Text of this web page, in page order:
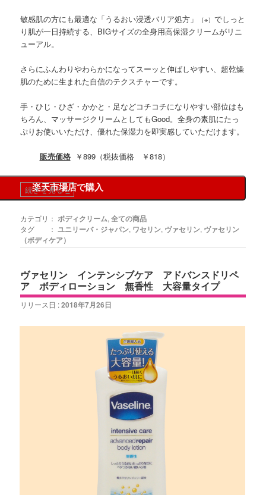
敏感肌の方にも最適な「うるおい浸透バリア処方」 （※）でしっと
り肌が一日持続する、BIGサイズの全身用高保湿クリームがリニ
ューアル。
さらにふんわりやわらかになってスーッと伸ばしやすい、超乾燥
肌のために生まれた自信のテクスチャーです。
手・ひじ・ひざ・かかと・足などコチコチになりやすい部位はも
ちろん、マッサージクリームとしてもGood。全身の素肌にたっ
ぷりお使いいただけ、優れた保湿力を即実感していただけます。
販売価格￥899（税抜価格 ￥818）
楽天市場店で購入
続きを見る»
カテゴリ： ボディクリーム,全ての商品
タグ ： ユニリーバ・ジャパン, ワセリン, ヴァセリン, ヴァセリン
（ボディケア）
ヴァセリン インテンシブケア アドバンスドリペ
ア ボディローション 無香性 大容量タイプ
リリース日 :2018年7月26日